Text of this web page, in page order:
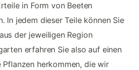
in Form von Beeten
In jedem dieser Teile können Sie
der jeweiligen Region
erfahren Sie also auf einen
herkommen, die wir